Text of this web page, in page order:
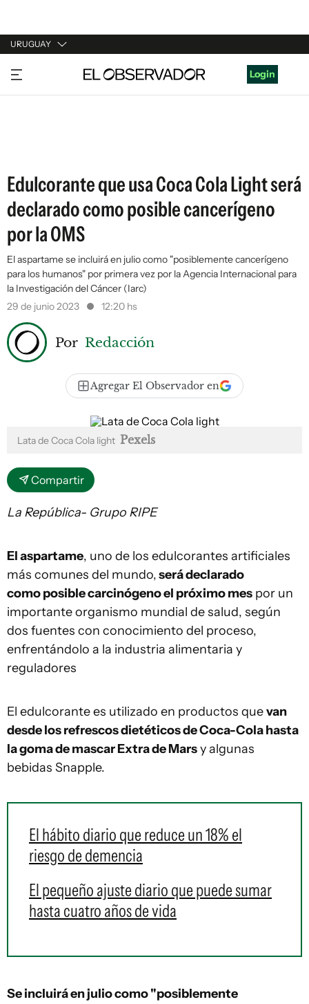
URUGUAY
URUGUAY
ARGENTINA
Login
Edulcorante que usa Coca Cola Light será
declarado como posible cancerígeno
por la OMS
El aspartame se incluirá en julio como "posiblemente cancerígeno
para los humanos" por primera vez por la Agencia Internacional para
la Investigación del Cáncer (Iarc)
29 de junio 2023
12:20 hs
Por Redacción
Agregar El Observador en
Lata de Coca Cola light Pexels
Compartir
La República- Grupo RIPE
El aspartame, uno de los edulcorantes artificiales
más comunes del mundo,será declarado
como posible carcinógeno el próximo mes por un
importante organismo mundial de salud, según
dos fuentes con conocimiento del proceso,
enfrentándolo a la industria alimentaria y
reguladores
El edulcorante es utilizado en productos quevan
desde los refrescos dietéticos de Coca-Cola hasta
la goma de mascar Extra de Marsy algunas
bebidas Snapple.
El hábito diario que reduce un 18% el
riesgo de demencia
El pequeño ajuste diario que puede sumar
hasta cuatro años de vida
Se incluirá en julio como "posiblemente